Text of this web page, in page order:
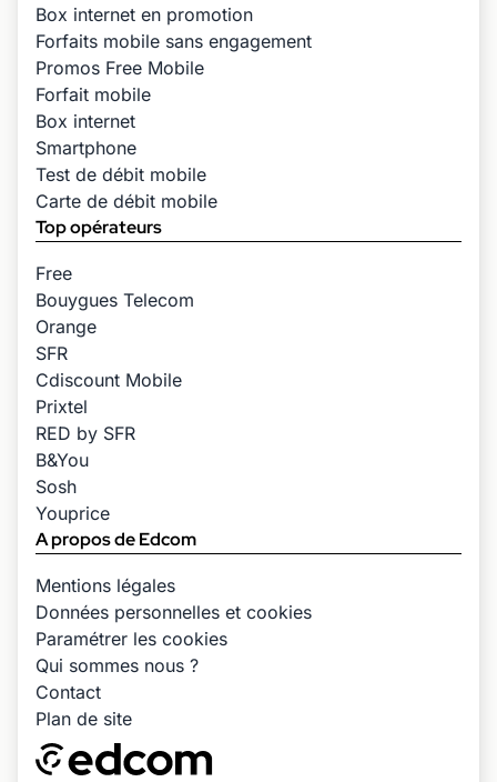
Box internet en promotion
Forfaits mobile sans engagement
Promos Free Mobile
Forfait mobile
Box internet
Smartphone
Test de débit mobile
Carte de débit mobile
Top opérateurs
Free
Bouygues Telecom
Orange
SFR
Cdiscount Mobile
Prixtel
RED by SFR
B&You
Sosh
Youprice
A propos de Edcom
Mentions légales
Données personnelles et cookies
Paramétrer les cookies
Qui sommes nous ?
Contact
Plan de site